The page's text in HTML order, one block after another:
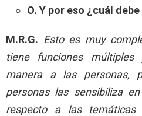
O. Y por eso ¿cuál
M.R.G. Esto es muy
tiene funciones
manera a las personas,
personas las sensibiliza
respecto a las